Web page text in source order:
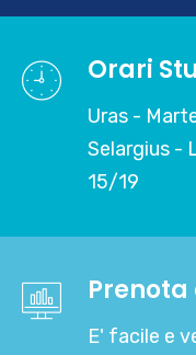
Orari
Uras -
Selargius -
15/19
E' facile e